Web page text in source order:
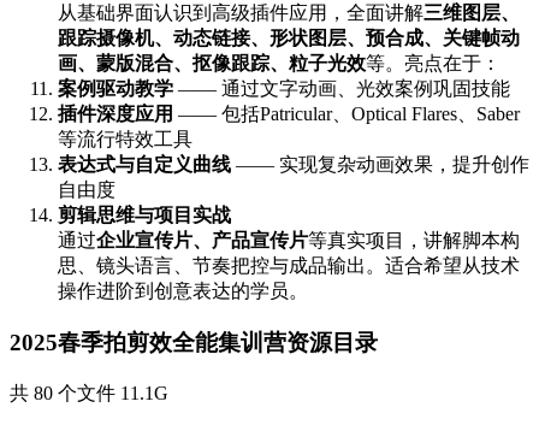
从基础界面认识到高级插件应用，全面讲解三维图层、
跟踪摄像机、动态链接、形状图层、预合成、关键帧动
画、蒙版混合、抠像跟踪、粒子光效等。亮点在于：
案例驱动教学 —— 通过文字动画、光效案例巩固技能
插件深度应用 —— 包括Patricular、Optical Flares、Saber
等流行特效工具
表达式与自定义曲线 —— 实现复杂动画效果，提升创作
自由度
剪辑思维与项目实战
通过企业宣传片、产品宣传片等真实项目，讲解脚本构
思、镜头语言、节奏把控与成品输出。适合希望从技术
操作进阶到创意表达的学员。
2025春季拍剪效全能集训营资源目录
共 80 个文件 11.1G